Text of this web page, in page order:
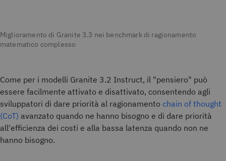
Miglioramento di Granite 3.3 nei benchmark di ragionamento
matematico complesso
Come per i modelli Granite 3.2 Instruct, il "pensiero" può
essere facilmente attivato e disattivato, consentendo agli
sviluppatori di dare priorità al ragionamento chain of thought
(CoT) avanzato quando ne hanno bisogno e di dare priorità
all'efficienza dei costi e alla bassa latenza quando non ne
hanno bisogno.